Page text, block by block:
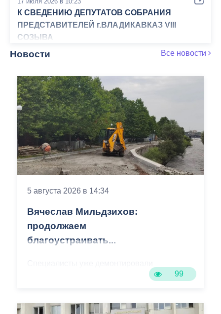
К СВЕДЕНИЮ ДЕПУТАТОВ СОБРАНИЯ
ПРЕДСТАВИТЕЛЕЙ г.ВЛАДИКАВКАЗ VIII
СОЗЫВА
Новости Все новости
5 августа 2026 в 14:34
Вячеслав Мильдзихов:
продолжаем
благоустраивать...
99